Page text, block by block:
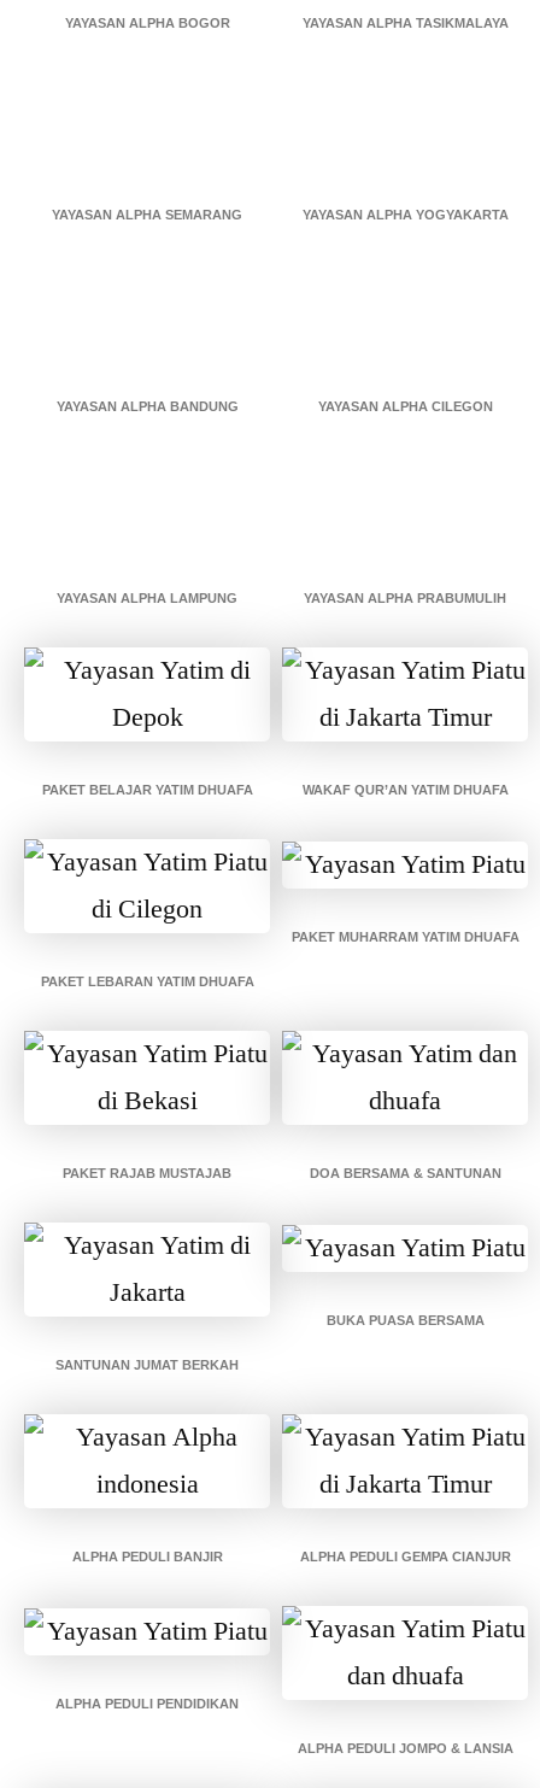
YAYASAN ALPHA BOGOR YAYASAN ALPHA TASIKMALAYA
YAYASAN ALPHA SEMARANG YAYASAN ALPHA YOGYAKARTA
YAYASAN ALPHA BANDUNG YAYASAN ALPHA CILEGON
YAYASAN ALPHA LAMPUNG YAYASAN ALPHA PRABUMULIH
PAKET BELAJAR YATIM DHUAFA WAKAF QUR’AN YATIM DHUAFA
PAKET LEBARAN YATIM DHUAFA
PAKET MUHARRAM YATIM DHUAFA
PAKET RAJAB MUSTAJAB DOA BERSAMA & SANTUNAN
SANTUNAN JUMAT BERKAH
BUKA PUASA BERSAMA
ALPHA PEDULI BANJIR ALPHA PEDULI GEMPA CIANJUR
ALPHA PEDULI PENDIDIKAN
ALPHA PEDULI JOMPO & LANSIA